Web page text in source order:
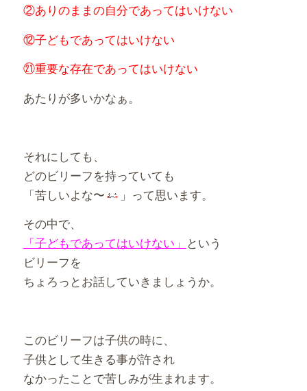
②ありのままの自分であってはいけない
⑫子どもであってはいけない
㉑重要な存在であってはいけない
あたりが多いかなぁ。
それにしても、
どのビリーフを持っていても
「苦しいよな〜
」って思います。
その中で、
「子どもであってはいけない」 という
ビリーフを
ちょろっとお話していきましょうか。
このビリーフは子供の時に、
子供として生きる事が許され
なかったことで苦しみが生まれます。